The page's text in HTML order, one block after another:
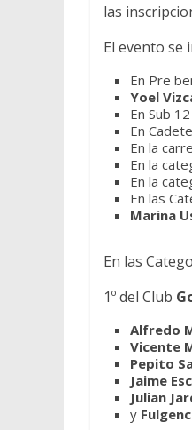
las
El evento se
En Pre
Yoel
En Sub
En
En la
En la
En la
En las
Marina
En las
1º del Club
Alfredo
Vicente
Pepito
Jaime
Julian
y